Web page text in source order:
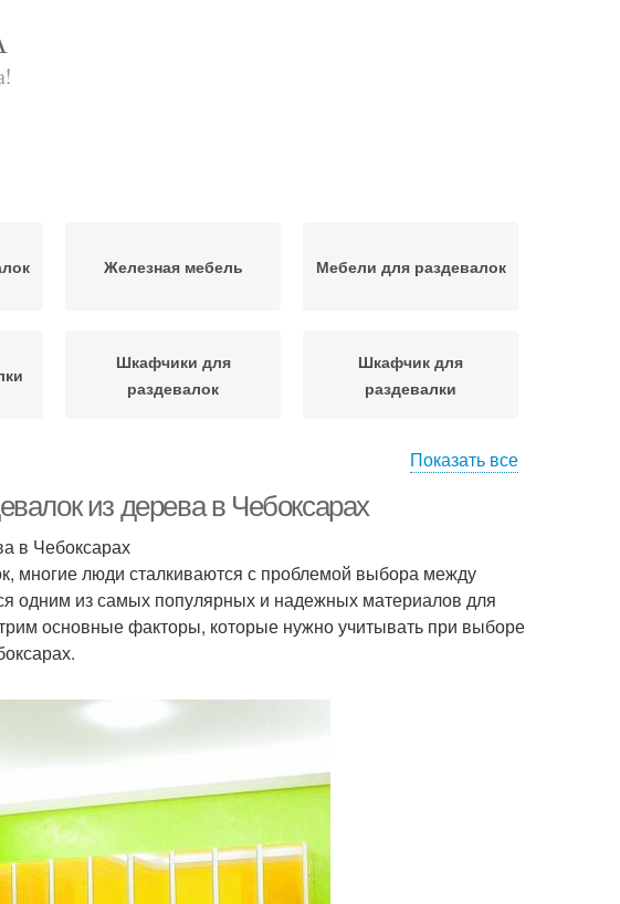
Железная мебель Мебели для раздевалок
Шкафчики для
раздевалок
Шкафчик для
раздевалки
раздевалки
Показать все
из дерева в Чебоксарах
в Чебоксарах
многие люди сталкиваются с проблемой выбора между
одним из самых популярных и надежных материалов для
основные факторы, которые нужно учитывать при выборе